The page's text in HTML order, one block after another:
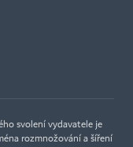
svolení vydavatele je
rozmnožování a šíření